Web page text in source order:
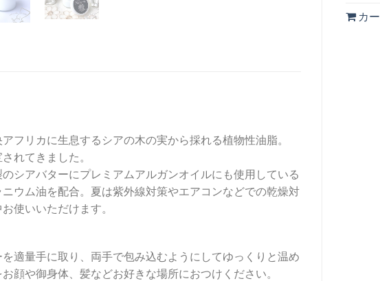
カ
フリカに生息するシアの木の実から採れる植物性油脂。
れてきました。
シアバターにプレミアムアルガンオイルにも使用している
ウム油を配合。夏は紫外線対策やエアコンなどでの乾燥対
使いいただけます。
適量手に取り、両手で包み込むようにしてゆっくりと温め
顔や御身体、髪などお好きな場所におつけください。